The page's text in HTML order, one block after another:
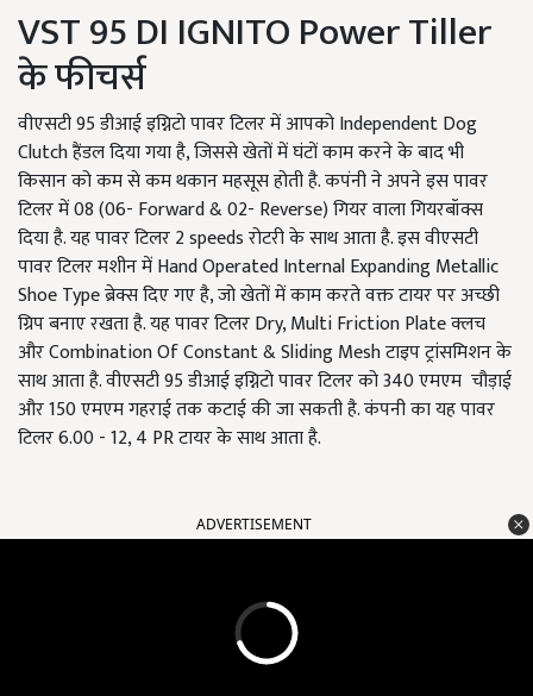
VST 95 DI IGNITO Power Tiller
के फीचर्स
वीएसटी 95 डीआई इग्निटो पावर टिलर में आपको Independent Dog
Clutch हैंडल दिया गया है, जिससे खेतों में घंटों काम करने के बाद भी
किसान को कम से कम थकान महसूस होती है. कपंनी ने अपने इस पावर
टिलर में 08 (06- Forward & 02- Reverse) गियर वाला गियरबॉक्स
दिया है. यह पावर टिलर 2 speeds रोटरी के साथ आता है. इस वीएसटी
पावर टिलर मशीन में Hand Operated Internal Expanding Metallic
Shoe Type ब्रेक्स दिए गए है, जो खेतों में काम करते वक्त टायर पर अच्छी
ग्रिप बनाए रखता है. यह पावर टिलर Dry, Multi Friction Plate क्लच
और Combination Of Constant & Sliding Mesh टाइप ट्रांसमिशन के
साथ आता है. वीएसटी 95 डीआई इग्निटो पावर टिलर को 340 एमएम चौड़ाई
और 150 एमएम गहराई तक कटाई की जा सकती है. कंपनी का यह पावर
टिलर 6.00 - 12, 4 PR टायर के साथ आता है.
ADVERTISEMENT